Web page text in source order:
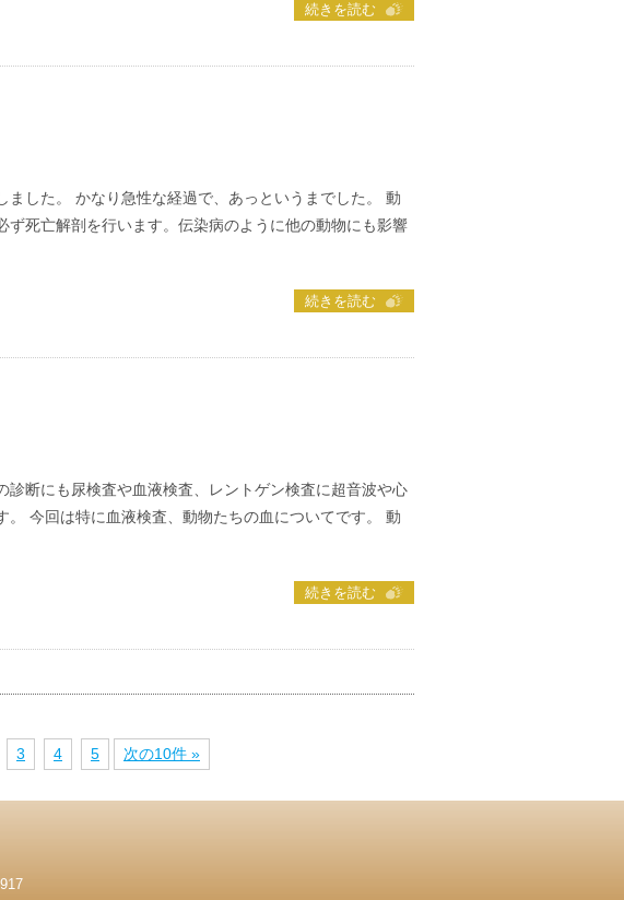
続きを読む
ました。 かなり急性な経過で、あっというまでした。 動
ず死亡解剖を行います。伝染病のように他の動物にも影響
続きを読む
診断にも尿検査や血液検査、レントゲン検査に超音波や心
。 今回は特に血液検査、動物たちの血についてです。 動
続きを読む
3 4 5 次の10件 »